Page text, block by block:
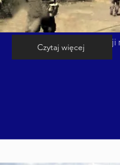
Kalendarium inwazji
Czytaj więcej